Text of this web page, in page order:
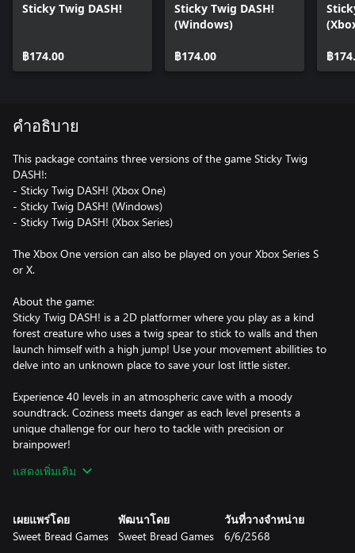
Sticky Twig DASH!
฿174.00
Sticky Twig DASH!
(Windows)
฿174.00 ฿
คำอธิบาย
This package contains three versions of the game Sticky Twig
DASH!:
- Sticky Twig DASH! (Xbox One)
- Sticky Twig DASH! (Windows)
- Sticky Twig DASH! (Xbox Series)
The Xbox One version can also be played on your Xbox Series S
or X.
About the game:
Sticky Twig DASH! is a 2D platformer where you play as a kind
forest creature who uses a twig spear to stick to walls and then
launch himself with a high jump! Use your movement abillities to
delve into an unknown place to save your lost little sister.
Experience 40 levels in an atmospheric cave with a moody
soundtrack. Coziness meets danger as each level presents a
unique challenge for our hero to tackle with precision or
brainpower!
- Precision/puzzle platformer designed to be a delight to every
that lead to many movement options
- Enjoy nostalgic pixel art graphics combined with modern
แสดงเพิ่มเติม
เผยแพร่โดย
Sweet Bread Games
พัฒนาโดย
Sweet Bread Games
วันที่วางจำหน่าย
6/6/2568